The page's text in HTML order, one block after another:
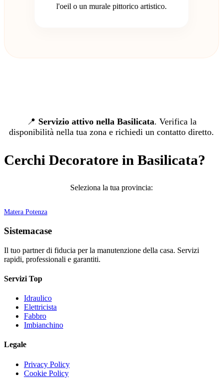
l'oeil o un murale pittorico artistico.
📍 Servizio attivo nella Basilicata. Verifica la
disponibilità nella tua zona e richiedi un contatto diretto.
Cerchi Decoratore in Basilicata?
Seleziona la tua provincia:
Matera Potenza
Sistemacase
Il tuo partner di fiducia per la manutenzione della casa. Servizi
rapidi, professionali e garantiti.
Servizi Top
Idraulico
Elettricista
Fabbro
Imbianchino
Legale
Privacy Policy
Cookie Policy